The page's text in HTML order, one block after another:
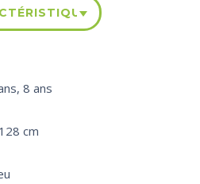
, 8 ans
128 cm